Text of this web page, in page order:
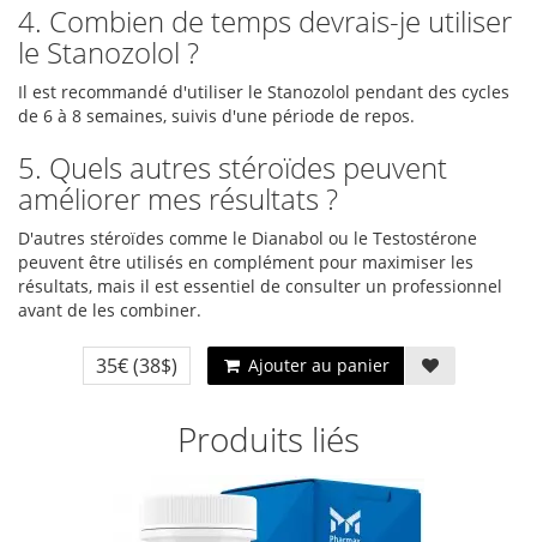
4. Combien de temps devrais-je utiliser
le Stanozolol ?
Il est recommandé d'utiliser le Stanozolol pendant des cycles
de 6 à 8 semaines, suivis d'une période de repos.
5. Quels autres stéroïdes peuvent
améliorer mes résultats ?
D'autres stéroïdes comme le Dianabol ou le Testostérone
peuvent être utilisés en complément pour maximiser les
résultats, mais il est essentiel de consulter un professionnel
avant de les combiner.
35€(38$) Ajouter au panier
Produits liés